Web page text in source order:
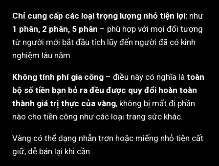
Chỉ cung cấp các loại trọng lượng nhỏ tiện lợi: như
1 phân, 2 phân, 5 phân – phù hợp với mọi đối tượng
từ người mới bắt đầu tích lũy đến người đã có kinh
nghiệm lâu năm.
Không tính phí gia công – điều này có nghĩa là toàn
bộ số tiền bạn bỏ ra đều được quy đổi hoàn toàn
thành giá trị thực của vàng, không bị mất đi phần
nào cho tiền công như các loại trang sức khác.
Vàng có thể dạng nhẫn trơn hoặc miếng nhỏ tiện cất
giữ, dễ bán lại khi cần.